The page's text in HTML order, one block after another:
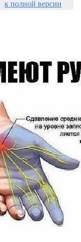
к полной версии